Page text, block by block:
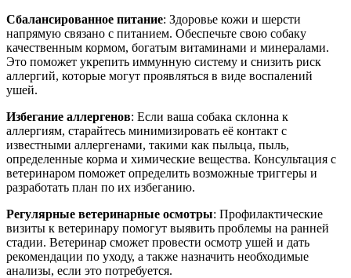
Сбалансированное питание: Здоровье кожи и шерсти
напрямую связано с питанием. Обеспечьте свою собаку
качественным кормом, богатым витаминами и минералами.
Это поможет укрепить иммунную систему и снизить риск
аллергий, которые могут проявляться в виде воспалений
ушей.
Избегание аллергенов: Если ваша собака склонна к
аллергиям, старайтесь минимизировать её контакт с
известными аллергенами, такими как пыльца, пыль,
определенные корма и химические вещества. Консультация с
ветеринаром поможет определить возможные триггеры и
разработать план по их избеганию.
Регулярные ветеринарные осмотры: Профилактические
визиты к ветеринару помогут выявить проблемы на ранней
стадии. Ветеринар сможет провести осмотр ушей и дать
рекомендации по уходу, а также назначить необходимые
анализы, если это потребуется.